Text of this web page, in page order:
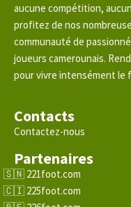
aucune compétition,
profitez de nos
communauté de
joueurs camerounais.
pour vivre intensément le
Contacts
Contactez-nous
Partenaires
221foot.com
225foot.com